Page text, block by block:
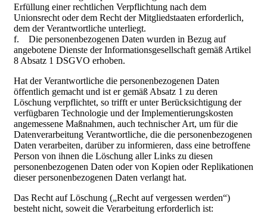
Erfüllung einer rechtlichen Verpflichtung nach dem
Unionsrecht oder dem Recht der Mitgliedstaaten erforderlich,
dem der Verantwortliche unterliegt.
f. Die personenbezogenen Daten wurden in Bezug auf
angebotene Dienste der Informationsgesellschaft gemäß Artikel
8 Absatz 1 DSGVO erhoben.
Hat der Verantwortliche die personenbezogenen Daten
öffentlich gemacht und ist er gemäß Absatz 1 zu deren
Löschung verpflichtet, so trifft er unter Berücksichtigung der
verfügbaren Technologie und der Implementierungskosten
angemessene Maßnahmen, auch technischer Art, um für die
Datenverarbeitung Verantwortliche, die die personenbezogenen
Daten verarbeiten, darüber zu informieren, dass eine betroffene
Person von ihnen die Löschung aller Links zu diesen
personenbezogenen Daten oder von Kopien oder Replikationen
dieser personenbezogenen Daten verlangt hat.
Das Recht auf Löschung („Recht auf vergessen werden“)
besteht nicht, soweit die Verarbeitung erforderlich ist: